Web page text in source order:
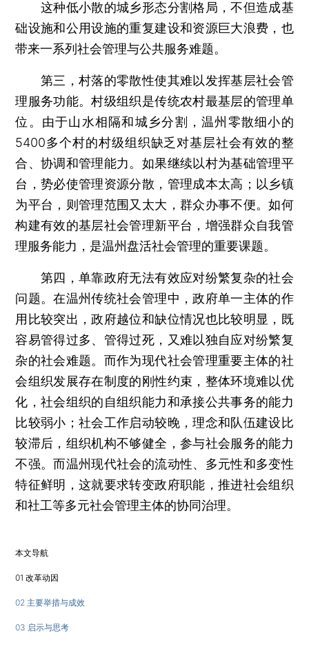
这种低小散的城乡形态分割格局，不但造成基
础设施和公用设施的重复建设和资源巨大浪费，也
带来一系列社会管理与公共服务难题。
第三，村落的零散性使其难以发挥基层社会管
理服务功能。村级组织是传统农村最基层的管理单
位。由于山水相隔和城乡分割，温州零散细小的
5400多个村的村级组织缺乏对基层社会有效的整
合、协调和管理能力。如果继续以村为基础管理平
台，势必使管理资源分散，管理成本太高；以乡镇
为平台，则管理范围又太大，群众办事不便。如何
构建有效的基层社会管理新平台，增强群众自我管
理服务能力，是温州盘活社会管理的重要课题。
第四，单靠政府无法有效应对纷繁复杂的社会
问题。在温州传统社会管理中，政府单一主体的作
用比较突出，政府越位和缺位情况也比较明显，既
容易管得过多、管得过死，又难以独自应对纷繁复
杂的社会难题。而作为现代社会管理重要主体的社
会组织发展存在制度的刚性约束，整体环境难以优
化，社会组织的自组织能力和承接公共事务的能力
比较弱小；社会工作启动较晚，理念和队伍建设比
较滞后，组织机构不够健全，参与社会服务的能力
不强。而温州现代社会的流动性、多元性和多变性
特征鲜明，这就要求转变政府职能，推进社会组织
和社工等多元社会管理主体的协同治理。
本文导航
01 改革动因
02 主要举措与成效
03 启示与思考